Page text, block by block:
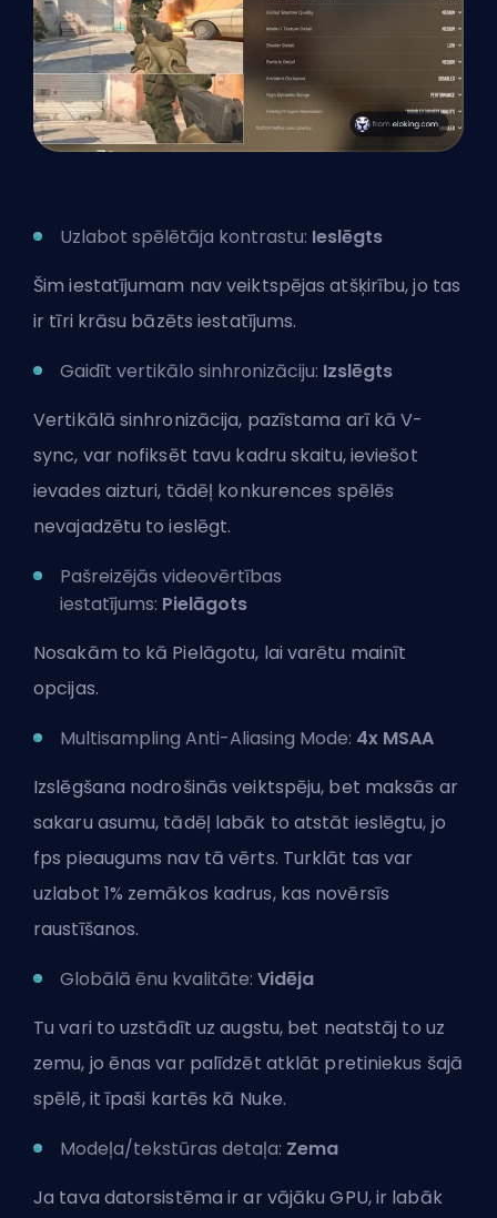
Uzlabot spēlētāja kontrastu: Ieslēgts
Šim iestatījumam nav veiktspējas atšķirību, jo tas
ir tīri krāsu bāzēts iestatījums.
Gaidīt vertikālo sinhronizāciju: Izslēgts
Vertikālā sinhronizācija, pazīstama arī kā V-
sync, var nofiksēt tavu kadru skaitu, ieviešot
ievades aizturi, tādēļ konkurences spēlēs
nevajadzētu to ieslēgt.
Pašreizējās videovērtības
iestatījums: Pielāgots
Nosakām to kā Pielāgotu, lai varētu mainīt
opcijas.
Multisampling Anti-Aliasing Mode: 4x MSAA
Izslēgšana nodrošinās veiktspēju, bet maksās ar
sakaru asumu, tādēļ labāk to atstāt ieslēgtu, jo
fps pieaugums nav tā vērts. Turklāt tas var
uzlabot 1% zemākos kadrus, kas novērsīs
raustīšanos.
Globālā ēnu kvalitāte: Vidēja
Tu vari to uzstādīt uz augstu, bet neatstāj to uz
zemu, jo ēnas var palīdzēt atklāt pretiniekus šajā
spēlē, it īpaši kartēs kā Nuke.
Modeļa/tekstūras detaļa: Zema
Ja tava datorsistēma ir ar vājāku GPU, ir labāk